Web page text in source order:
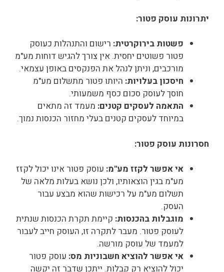
יתרונות עוסק פטור:
פשטות בירוקרטית: רישום והתנהלות כעוסק
פטור פשוטים יחסית. אין צורך להגיש דוחות מע"מ
מורכבים, וניתן לנהל את הפנקסים באופן עצמאי.
חיסכון בעלויות: היותו פטור מתשלום מע"מ
חוסך לעוסק סכום כסף משמעותי.
התאמה לעסקים קטנים: מעמד זה מתאים
במיוחד לעסקים קטנים בעלי מחזור הכנסות נמוך.
חסרונות עוסק פטור:
אי אפשר לקזז מע"מ: עוסק פטור אינו יכול לקזז
מע"מ בגין הוצאותיו, ולכן נושא בעלות מלאה של
תשלום מע"מ על רכישות שהוא מבצע עבור
העסק.
מוגבלות בהכנסות: קיימת תקרת הכנסות שנתית
לעוסק פטור. מעבר לתקרה זו, העוסק חייב לעבור
למעמד של עוסק מורשה.
אי אפשר להוציא חשבוניות מס: עוסק פטור
יכול להוציא רק קבלות. ייתכן שדבר זה יקשה